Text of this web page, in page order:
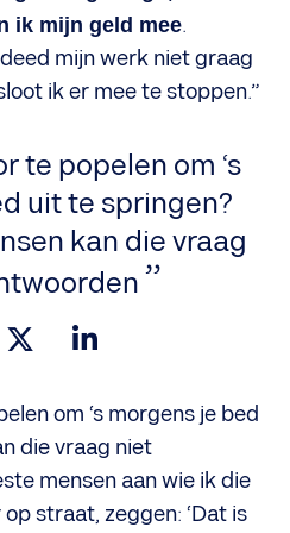
ik mijn geld mee.
mijn werk niet graag
ik er mee te stoppen.”
te popelen om ‘s
uit te springen?
kan die vraag
om ‘s morgens je bed
die vraag niet
mensen aan wie ik die
straat, zeggen: ‘Dat is